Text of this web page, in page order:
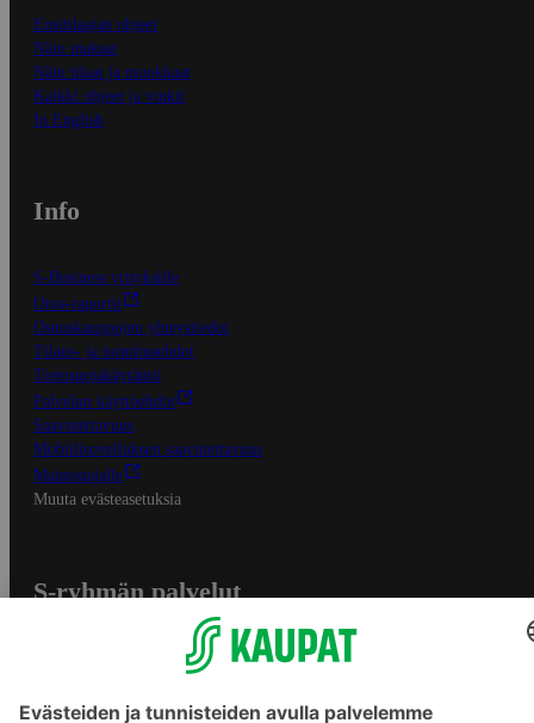
Ensitilaajan ohjeet
Näin maksat
Näin tilaat ja muokkaat
Kaikki ohjeet ja vinkit
In English
Info
S-Business yrityksille
Oiva-raportit
Osuuskauppojen yhteystiedot
Tilaus- ja toimitusehdot
Tietosuojakäytäntö
Palvelun käyttöehdot
Saavutettavuus
Mobiilisovelluksen saavutettavuus
Mainostajalle
Muuta evästeasetuksia
S-ryhmän palvelut
Yhteishyvä Ruoka -sovellus